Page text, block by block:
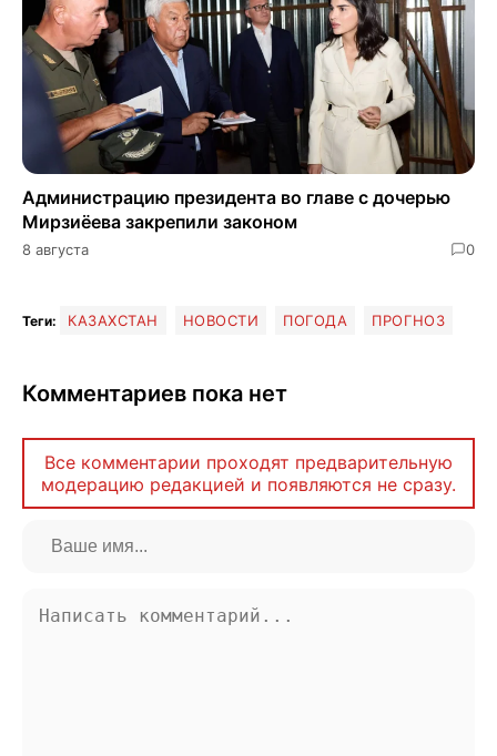
Администрацию президента во главе с дочерью
Мирзиёева закрепили законом
8 августа 0
Теги: КАЗАХСТАН НОВОСТИ ПОГОДА ПРОГНОЗ
Комментариев пока нет
Все комментарии проходят предварительную
модерацию редакцией и появляются не сразу.